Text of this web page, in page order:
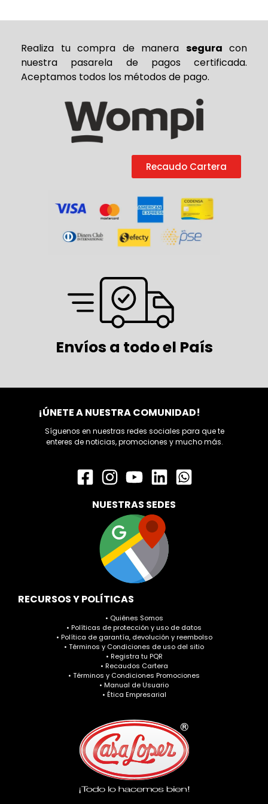
Realiza tu compra de manera segura con
nuestra pasarela de pagos certificada.
Aceptamos todos los métodos de pago.
Recaudo Cartera
Envíos a todo el País
¡ÚNETE A NUESTRA COMUNIDAD!
Síguenos en nuestras redes sociales para que te
enteres de noticias, promociones y mucho más.
NUESTRAS SEDES
RECURSOS Y POLÍTICAS
• Quiénes Somos
• Políticas de protección y uso de datos
• Política de garantía, devolución y reembolso
• Términos y Condiciones de uso del sitio
• Registra tu PQR
• Recaudos Cartera
• Términos y Condiciones Promociones
• Manual de Usuario
• Ética Empresarial